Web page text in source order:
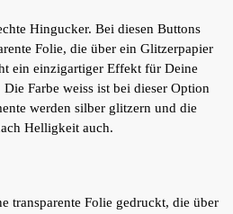
Hingucker. Bei diesen Buttons
Folie, die über ein Glitzerpapier
ein einzigartiger Effekt für Deine
Farbe weiss ist bei dieser Option
werden silber glitzern und die
Helligkeit auch.
transparente Folie gedruckt, die über